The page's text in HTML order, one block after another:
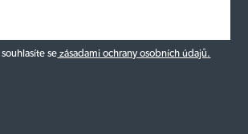
se zásadami ochrany osobních údajů.